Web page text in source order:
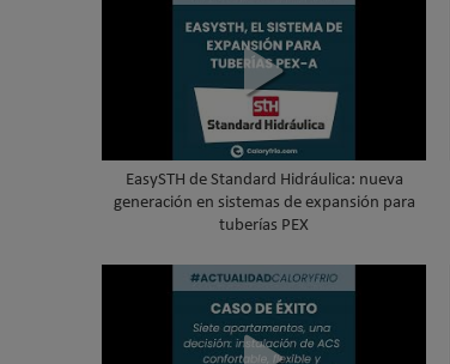
EasySTH de Standard Hidráulica: nueva
generación en sistemas de expansión para
tuberías PEX